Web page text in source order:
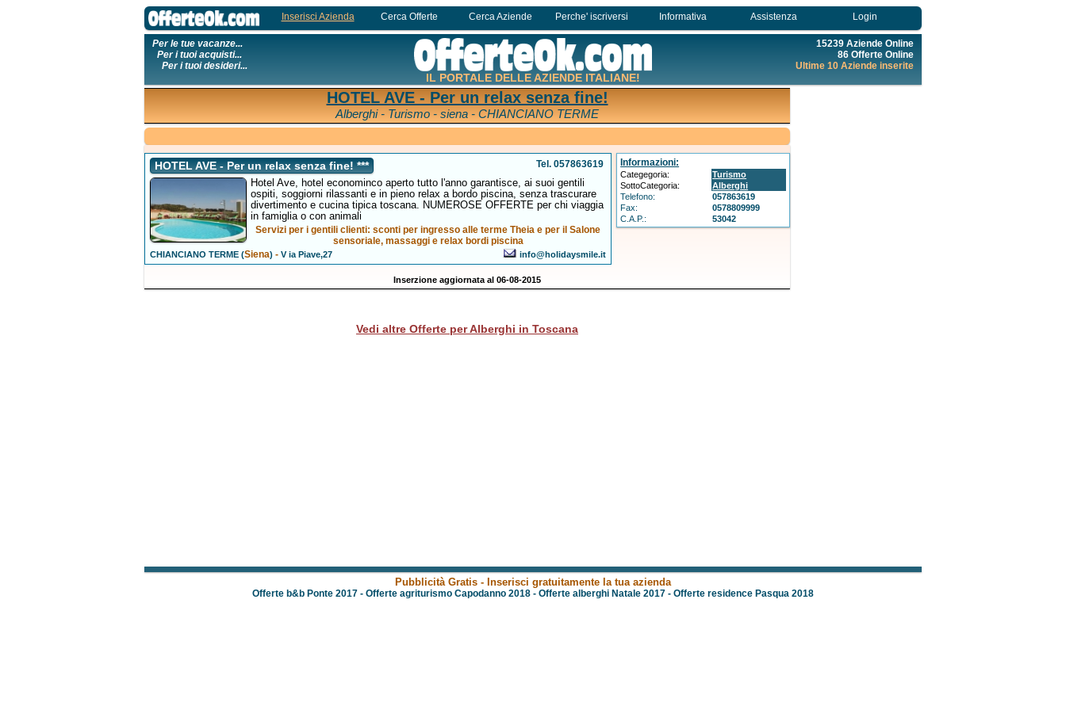
Inserisci Azienda Cerca Offerte Cerca Aziende Perche' iscriversi Informativa Assistenza Login
Per le tue vacanze...
Per i tuoi acquisti...
Per i tuoi desideri...
IL PORTALE DELLE AZIENDE ITALIANE!
15239 Aziende Online
86 Offerte Online
Ultime 10 Aziende inserite
HOTEL AVE - Per un relax senza fine!
Alberghi - Turismo - siena - CHIANCIANO TERME
HOTEL AVE - Per un relax senza fine! *** Tel. 057863619
Hotel Ave, hotel econominco aperto tutto l'anno garantisce, ai suoi gentili
ospiti, soggiorni rilassanti e in pieno relax a bordo piscina, senza trascurare
divertimento e cucina tipica toscana. NUMEROSE OFFERTE per chi viaggia
in famiglia o con animali
Servizi per i gentili clienti: sconti per ingresso alle terme Theia e per il Salone
sensoriale, massaggi e relax bordi piscina
CHIANCIANO TERME (Siena) -V ia Piave,27 info@holidaysmile.it
Informazioni:
Categegoria:
Turismo
SottoCategoria:
Alberghi
Telefono:
057863619
Fax:
0578809999
C.A.P.:
53042
Inserzione aggiornata al 06-08-2015
Vedi altre Offerte per Alberghi in Toscana
Pubblicità Gratis - Inserisci gratuitamente la tua azienda
Offerte b&b Ponte 2017 - Offerte agriturismo Capodanno 2018 - Offerte alberghi Natale 2017 - Offerte residence Pasqua 2018